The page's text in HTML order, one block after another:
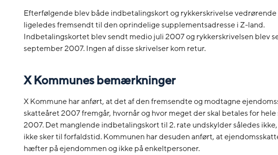
Efterfølgende blev både indbetalingskort og rykkerskrivelse
ligeledes fremsendt til den oprindelige supplementsadresse i Z-land.
Indbetalingskortet blev sendt medio juli 2007 og rykkerskrivelsen blev
september 2007. Ingen af disse skrivelser kom retur.
X Kommunes bemærkninger
X Kommune har anført, at det af den fremsendte og modtagne
skatteåret 2007 fremgår, hvornår og hvor meget der skal betales for
2007. Det manglende indbetalingskort til 2. rate undskylder således
ikke sker til forfaldstid. Kommunen har desuden anført, at
hæfter på ejendommen og ikke på enkeltpersoner.